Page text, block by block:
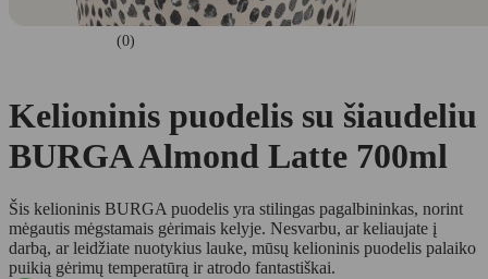
(0)
Kelioninis puodelis su šiaudeliu
BURGA Almond Latte 700ml
Šis kelioninis BURGA puodelis yra stilingas pagalbininkas, norint
mėgautis mėgstamais gėrimais kelyje. Nesvarbu, ar keliaujate į
darbą, ar leidžiate nuotykius lauke, mūsų kelioninis puodelis palaiko
puikią gėrimų temperatūrą ir atrodo fantastiškai.